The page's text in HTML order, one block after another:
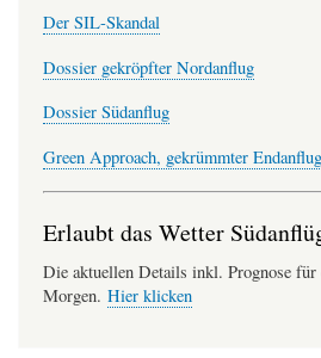
Der SIL-Skandal
Dossier gekröpfter Nordanflug
Dossier Südanflug
Green Approach, gekrümmter
Erlaubt das Wetter
Die aktuellen Details inkl. Prognose für
Morgen. Hier klicken